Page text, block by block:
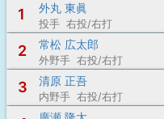
1
外丸 東眞
投手 右投/右打
2 常松 広太郎
外野手 右投/右打
3 清原 正吾
内野手 右投/右打